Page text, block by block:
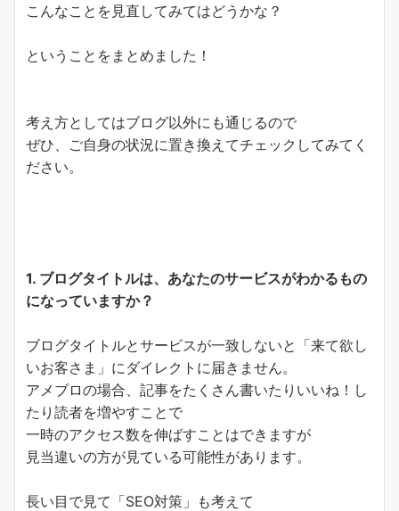
こんなことを見直してみてはどうかな？
ということをまとめました！
考え方としてはブログ以外にも通じるので
ぜひ、ご自身の状況に置き換えてチェックしてみてく
ださい。
1. ブログタイトルは、あなたのサービスがわかるもの
になっていますか？
ブログタイトルとサービスが一致しないと「来て欲し
いお客さま」にダイレクトに届きません。
アメブロの場合、記事をたくさん書いたりいいね！し
たり読者を増やすことで
一時のアクセス数を伸ばすことはできますが
見当違いの方が見ている可能性があります。
長い目で見て「SEO対策」も考えて